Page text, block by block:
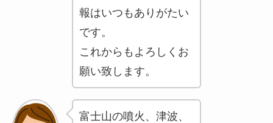
報はいつもありがたい
です。
これからもよろしくお
願い致します。
富士山の噴火、津波、